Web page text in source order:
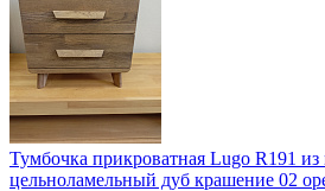
Тумбочка прикроватная Lugo R191 из
цельноламельный дуб крашение 02